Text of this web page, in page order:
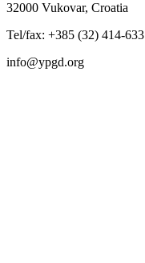
32000 Vukovar, Croatia
Tel/fax: +385 (32) 414-633
info@ypgd.org